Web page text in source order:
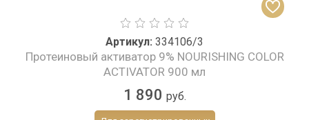
Артикул: 334106/3
Протеиновый активатор 9% NOURISHING COLOR
ACTIVATOR 900 мл
1 890 руб.